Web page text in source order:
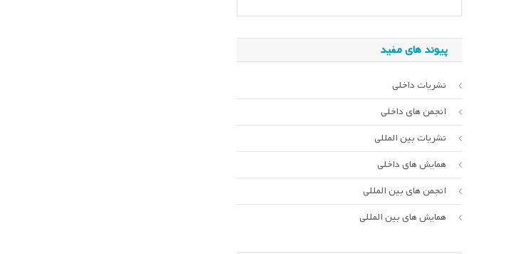
پیوند های مفید
نشریات داخلی
انجمن های داخلی
نشریات بین المللی
همایش های داخلی
انجمن های بین المللی
همایش های بین المللی